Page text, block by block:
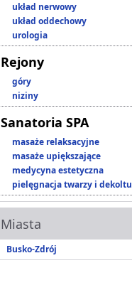
układ nerwowy
układ oddechowy
urologia
Rejony
góry
niziny
Sanatoria SPA
masaże relaksacyjne
masaże upiększające
medycyna estetyczna
pielęgnacja twarzy i dekoltu
Miasta
Busko-Zdrój